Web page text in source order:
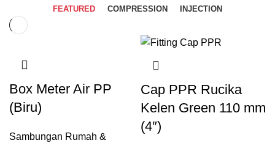
FEATURED COMPRESSION INJECTION
Box Meter Air PP
(Biru)
Sambungan Rumah &
Cap PPR Rucika
Kelen Green 110 mm
(4″)